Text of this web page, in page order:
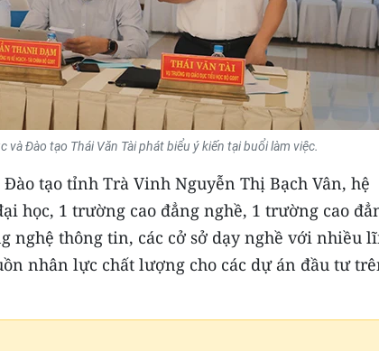
và Đào tạo Thái Văn Tài phát biểu ý kiến tại buổi làm việc.
tạo tỉnh Trà Vinh Nguyễn Thị Bạch Vân, hệ
học, 1 trường cao đẳng nghề, 1 trường cao
nghệ thông tin, các cở sở dạy nghề với nhiều
nhân lực chất lượng cho các dự án đầu tư